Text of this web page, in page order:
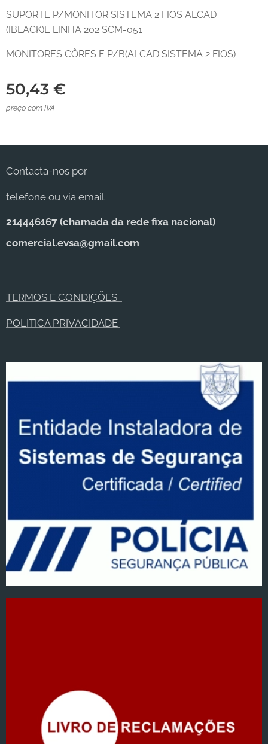
SUPORTE P/MONITOR SISTEMA 2 FIOS ALCAD
(IBLACK)E LINHA 202 SCM-051
MONITORES CÔRES E P/B(ALCAD SISTEMA 2 FIOS)
50,43 €
preço com IVA
Contacta-nos por
telefone ou via email
214446167 (chamada da rede fixa nacional)
comercial.evsa@gmail.com
TERMOS E CONDIÇÕES
POLITICA PRIVACIDADE